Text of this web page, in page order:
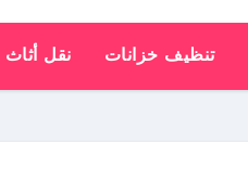
تنظيف خزانات نقل أثاث